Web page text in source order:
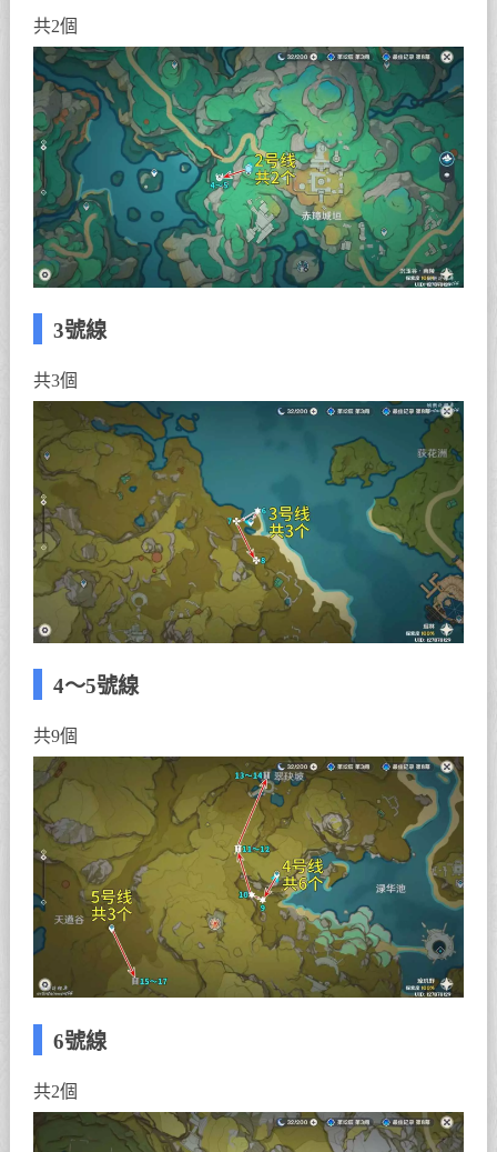
共2個
3號線
共3個
4～5號線
共9個
6號線
共2個